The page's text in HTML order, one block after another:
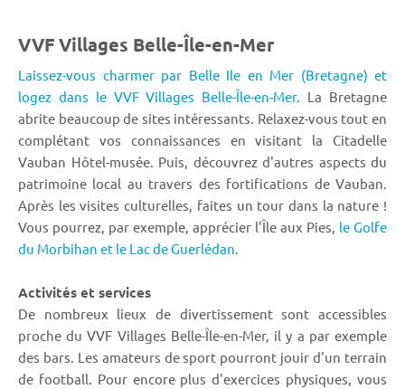
VVF Villages Belle-Île-en-Mer
Laissez-vous charmer par Belle Ile en Mer (Bretagne) et
logez dans le VVF Villages Belle-Île-en-Mer. La Bretagne
abrite beaucoup de sites intéressants. Relaxez-vous tout en
complétant vos connaissances en visitant la Citadelle
Vauban Hôtel-musée. Puis, découvrez d'autres aspects du
patrimoine local au travers des fortifications de Vauban.
Après les visites culturelles, faites un tour dans la nature !
Vous pourrez, par exemple, apprécier l'Île aux Pies, le Golfe
du Morbihan et le Lac de Guerlédan.
Activités et services
De nombreux lieux de divertissement sont accessibles
proche du VVF Villages Belle-Île-en-Mer, il y a par exemple
des bars. Les amateurs de sport pourront jouir d'un terrain
de football. Pour encore plus d'exercices physiques, vous